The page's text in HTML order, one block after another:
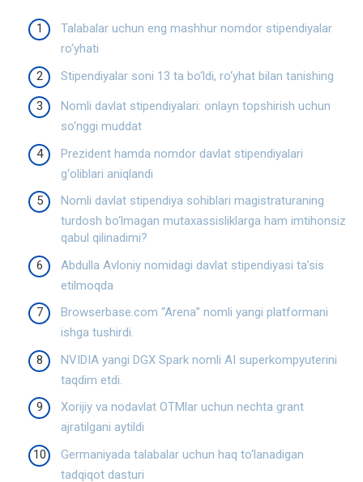
Talabalar uchun eng mashhur nomdor stipendiyalar
ro‘yhati
Stipendiyalar soni 13 ta bo‘ldi, ro‘yhat bilan tanishing
Nomli davlat stipendiyalari: onlayn topshirish uchun
so‘nggi muddat
Prezident hamda nomdor davlat stipendiyalari
g‘oliblari aniqlandi
Nomli davlat stipendiya sohiblari magistraturaning
turdosh bo‘lmagan mutaxassisliklarga ham imtihonsiz
qabul qilinadimi?
Abdulla Avloniy nomidagi davlat stipendiyasi ta’sis
etilmoqda
Browserbase.com “Arena” nomli yangi platformani
ishga tushirdi.
NVIDIA yangi DGX Spark nomli AI superkompyuterini
taqdim etdi.
Xorijiy va nodavlat OTMlar uchun nechta grant
ajratilgani aytildi
Germaniyada talabalar uchun haq to‘lanadigan
tadqiqot dasturi